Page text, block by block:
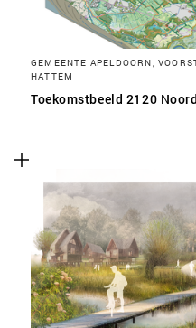
GEMEENTE APELDOORN,
HATTEM
Toekomstbeeld 2120